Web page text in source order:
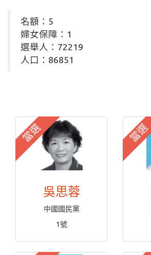
名額：5
婦女保障：1
選舉人：72219
人口：86851
當選
吳思蓉
中國國民黨
1號
當選